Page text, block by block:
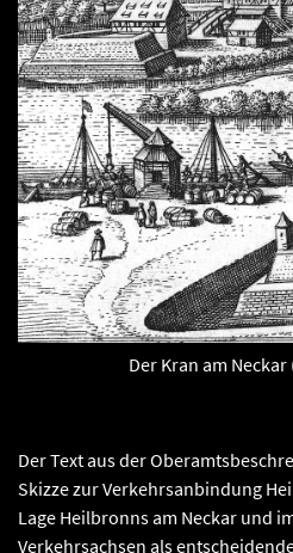
Der Kran am
Der Text aus der
Skizze zur Verkehrsanbindung
Lage Heilbronns am Neckar und
Verkehrsachsen als